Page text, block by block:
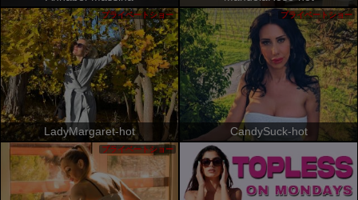
LadyMargaret-hot
プライベートショー
CandySuck-hot
プライベートショー
プライベートショー